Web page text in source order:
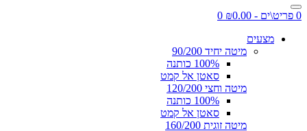
0 פריט\ים - ₪0.00
0
מצעים
מיטה יחיד 90/200
100% כותנה
סאטן אל קמט
מיטה וחצי 120/200
100% כותנה
סאטן אל קמט
מיטה זוגית 160/200